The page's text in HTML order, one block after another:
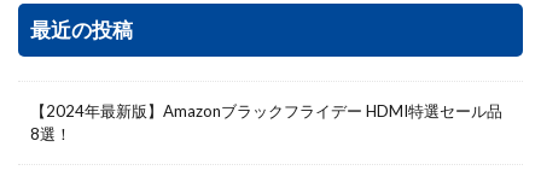
最近の投稿
【2024年最新版】Amazonブラックフライデー HDMI特選セール品
8選！